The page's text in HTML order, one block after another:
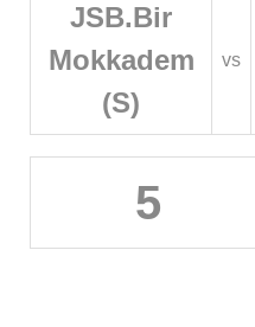
JSB.Bir
Mokkadem
(S)
vs
5